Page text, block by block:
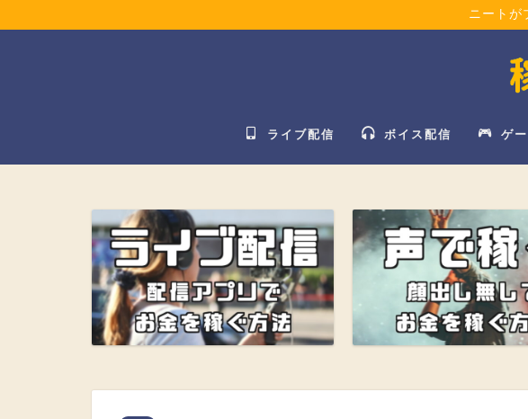
ニートが
ライブ配信 ボイス配信 ゲ